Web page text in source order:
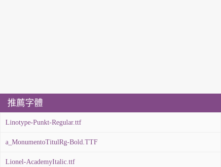
推薦字體
Linotype-Punkt-Regular.ttf
a_MonumentoTitulRg-Bold.TTF
Lionel-AcademyItalic.ttf